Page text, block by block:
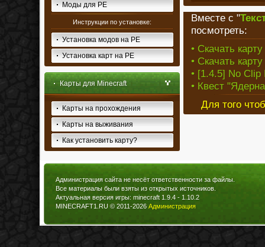
Моды для PE
Инструкции по установке:
Установка модов на PE
Установка карт на PE
Карты для Minecraft
Карты на прохождения
Карты на выживания
Как установить карту?
Вместе с "
посмотреть:
• Скачать
• Скачать
• [1.4.5] No Clip
• Квест
Для того
Администрация сайта не несёт ответственности за файлы.
Все материалы были взяты из открытых источников.
Актуальная версия игры: minecraft 1.9.4 - 1.10.2
MINECRAFT1.RU © 2011-2026 Администрация